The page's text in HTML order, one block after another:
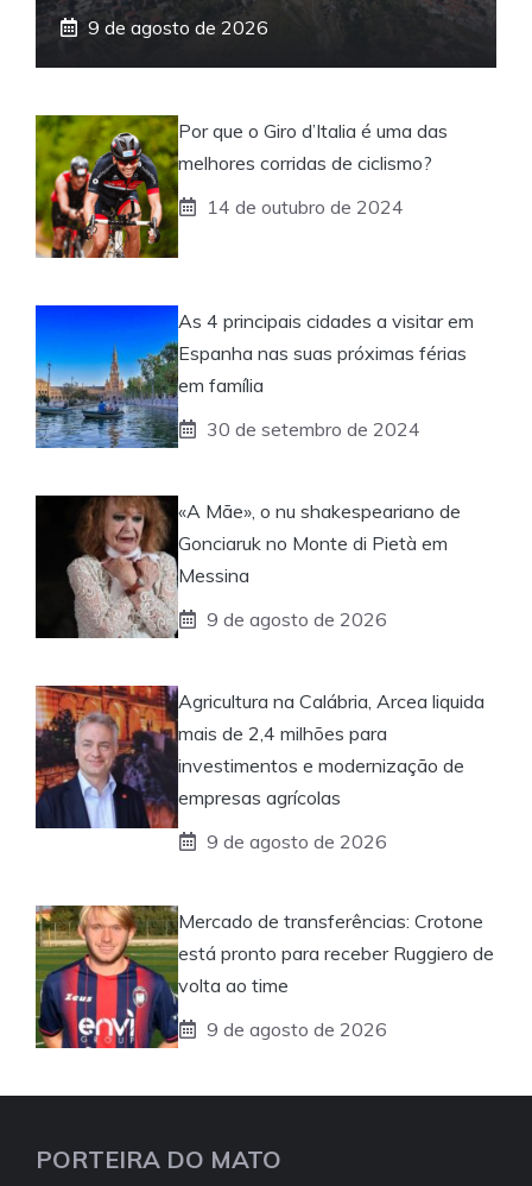
9 de agosto de 2026
Por que o Giro d’Italia é uma das
melhores corridas de ciclismo?
14 de outubro de 2024
As 4 principais cidades a visitar em
Espanha nas suas próximas férias
em família
30 de setembro de 2024
«A Mãe», o nu shakespeariano de
Gonciaruk no Monte di Pietà em
Messina
9 de agosto de 2026
Agricultura na Calábria, Arcea liquida
mais de 2,4 milhões para
investimentos e modernização de
empresas agrícolas
9 de agosto de 2026
Mercado de transferências: Crotone
está pronto para receber Ruggiero de
volta ao time
9 de agosto de 2026
PORTEIRA DO MATO